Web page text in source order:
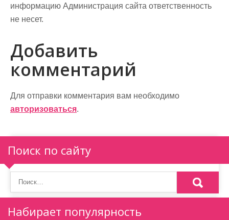
информацию Администрация сайта ответственность
не несет.
Добавить
комментарий
Для отправки комментария вам необходимо
авторизоваться.
Поиск по сайту
Набирает популярность